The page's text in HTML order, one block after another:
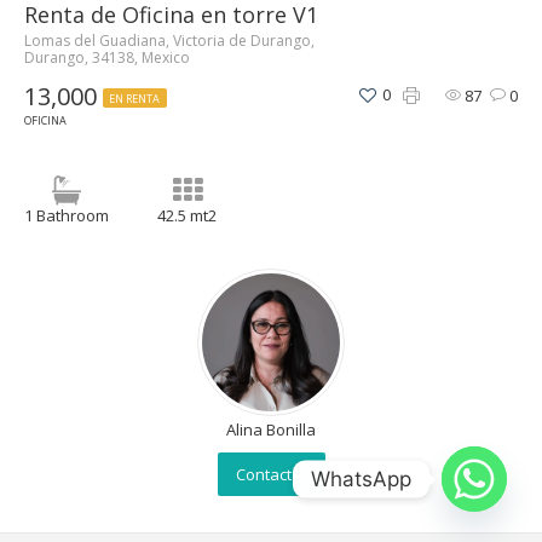
Renta de Oficina en torre V1
Lomas del Guadiana, Victoria de Durango,
Durango, 34138, Mexico
13,000
EN RENTA
OFICINA
87 0
0
1 Bathroom 42.5 mt2
Alina Bonilla
Contactar WhatsApp